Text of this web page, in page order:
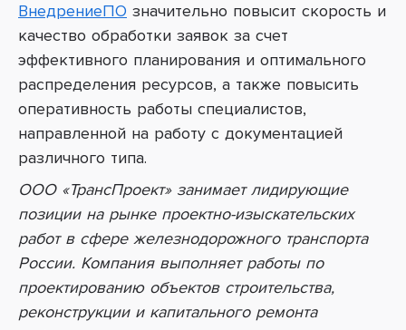
ВнедрениеПО значительно повысит скорость и
качество обработки заявок за счет
эффективного планирования и оптимального
распределения ресурсов, а также повысить
оперативность работы специалистов,
направленной на работу с документацией
различного типа.
ООО «ТрансПроект» занимает лидирующие
позиции на рынке проектно-изыскательских
работ в сфере железнодорожного транспорта
России. Компания выполняет работы по
проектированию объектов строительства,
реконструкции и капитального ремонта